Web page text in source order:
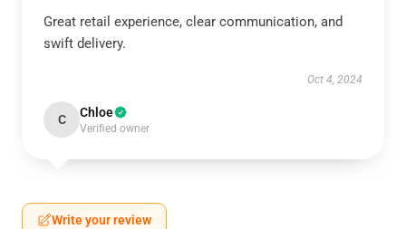
Great retail experience, clear communication, and
swift delivery.
Oct 4, 2024
C Chloe
Verified owner
Write your review